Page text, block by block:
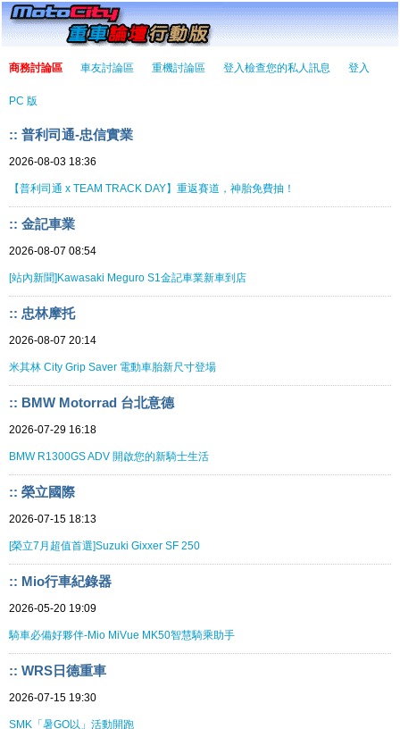
商務討論區 車友討論區 重機討論區 登入檢查您的私人訊息 登入
PC 版
:: 普利司通-忠信實業
2026-08-03 18:36
【普利司通 x TEAM TRACK DAY】重返賽道，神胎免費抽！
:: 金記車業
2026-08-07 08:54
[站內新聞]Kawasaki Meguro S1金記車業新車到店
:: 忠林摩托
2026-08-07 20:14
米其林 City Grip Saver 電動車胎新尺寸登場
:: BMW Motorrad 台北意德
2026-07-29 16:18
BMW R1300GS ADV 開啟您的新騎士生活
:: 榮立國際
2026-07-15 18:13
[榮立7月超值首選]Suzuki Gixxer SF 250
:: Mio行車紀錄器
2026-05-20 19:09
騎車必備好夥伴-Mio MiVue MK50智慧騎乘助手
:: WRS日德重車
2026-07-15 19:30
SMK「暑GO以」活動開跑